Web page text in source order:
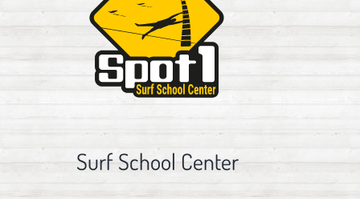
Surf School Center